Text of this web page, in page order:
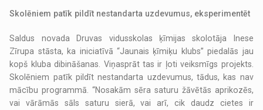
Skolēniem patīk pildīt nestandarta uzdevumus, eksperimentēt
Saldus novada Druvas vidusskolas ķīmijas skolotāja Inese
Zīrupa stāsta, ka iniciatīvā “Jaunais ķīmiķu klubs” piedalās jau
kopš kluba dibināšanas. Viņasprāt tas ir ļoti veiksmīgs projekts.
Skolēniem patīk pildīt nestandarta uzdevumus, tādus, kas nav
mācību programmā. “Nosakām sēra saturu žāvētās aprikozēs,
vai vārāmās sāls saturu sierā, vai arī, cik daudz cietes ir